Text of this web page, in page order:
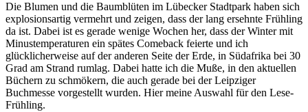
Die Blumen und die Baumblüten im Lübecker Stadtpark haben sich
explosionsartig vermehrt und zeigen, dass der lang ersehnte Frühling
da ist. Dabei ist es gerade wenige Wochen her, dass der Winter mit
Minustemperaturen ein spätes Comeback feierte und ich
glücklicherweise auf der anderen Seite der Erde, in Südafrika bei 30
Grad am Strand rumlag. Dabei hatte ich die Muße, in den aktuellen
Büchern zu schmökern, die auch gerade bei der Leipziger
Buchmesse vorgestellt wurden. Hier meine Auswahl für den Lese-
Frühling.